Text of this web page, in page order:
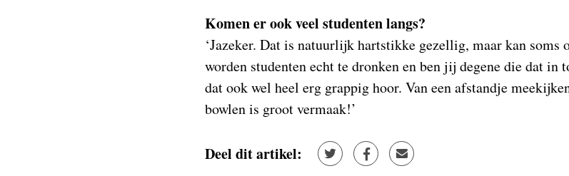
Komen er ook veel studenten langs?
‘Jazeker. Dat is natuurlijk hartstikke gezellig, maar kan soms
worden studenten echt te dronken en ben jij degene die dat in
dat ook wel heel erg grappig hoor. Van een afstandje
bowlen is groot vermaak!’
Deel dit artikel: